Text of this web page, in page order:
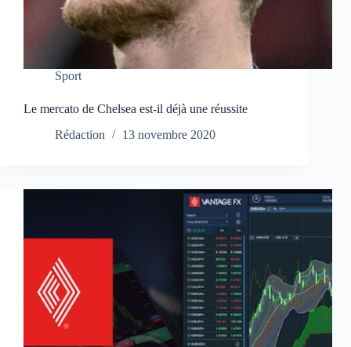
Sport
Le mercato de Chelsea est-il déjà une réussite
Rédaction
13 novembre 2020